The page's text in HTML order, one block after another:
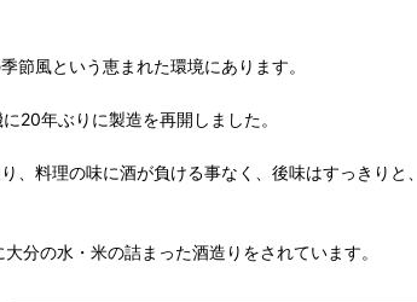
節風という恵まれた環境にあります。
20年ぶりに製造を再開しました。
、料理の味に酒が負ける事なく、後味はすっきり
分の水・米の詰まった酒造りをされています。